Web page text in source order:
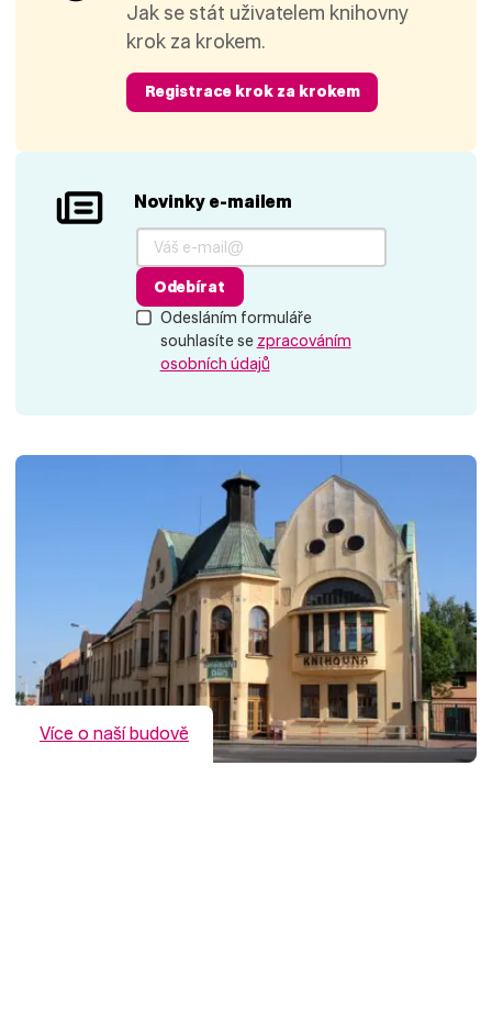
Jak se stát uživatelem knihovny
krok za krokem.
Registrace krok za krokem
Novinky e-mailem
Odesláním formuláře
souhlasíte se zpracováním
osobních údajů
Odebírat
Více o naší budově